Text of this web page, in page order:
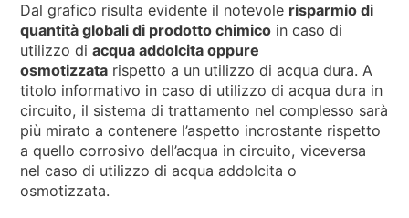
Dal grafico risulta evidente il notevole risparmio di
quantità globali di prodotto chimico in caso di
utilizzo diacqua addolcita oppure
osmotizzata rispetto a un utilizzo di acqua dura. A
titolo informativo in caso di utilizzo di acqua dura in
circuito, il sistema di trattamento nel complesso sarà
più mirato a contenere l’aspetto incrostante rispetto
a quello corrosivo dell’acqua in circuito, viceversa
nel caso di utilizzo di acqua addolcita o
osmotizzata.